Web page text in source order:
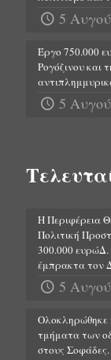
5
Έργο 750.000
Ρογόζινου και
5
Η Περιφέρεια
Πολιτική
300.000
έμπρακτα τον
5
τμήματα των
στους Σοφάδες.